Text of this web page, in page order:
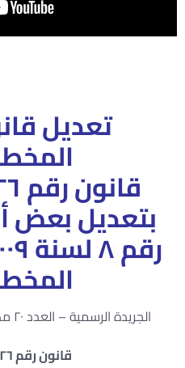
تعديل
بتعديل بعض
الجريدة الرسمية – العدد ٢٠ مكرر (د) في ٢١ مايو سنة ٢٠٢٣
قانون رقم ٢٦ لسنة ٢٠٢٣